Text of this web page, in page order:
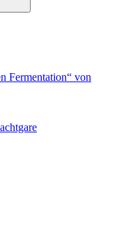
Fermentation“ von